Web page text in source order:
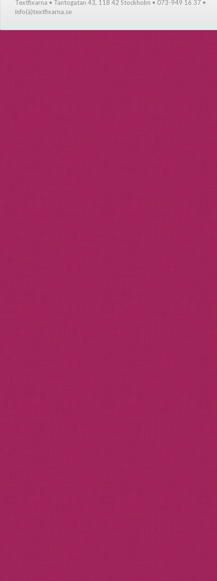
Textfixarna • Tantogatan 43, 118 42 Stockholm • 073-949 16 37 •
info(à)textfixarna.se